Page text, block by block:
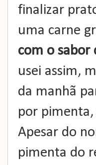
finalizar
uma carne
com o
usei assim,
da manhã
por
Apesar do
pimenta do